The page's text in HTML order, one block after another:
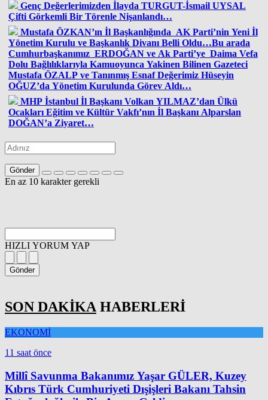
Genç Değerlerimizden İlayda TURGUT-İsmail UYSAL
Çifti Görkemli Bir Törenle Nişanlandı…
Mustafa ÖZKAN’ın İl Başkanlığında AK Parti’nin Yeni İl
Yönetim Kurulu ve Başkanlık Divanı Belli Oldu…Bu arada
Cumhurbaşkanımız ERDOĞAN ve Ak Parti’ye Daima Vefa
Dolu Bağlılıklarıyla Kamuoyunca Yakinen Bilinen Gazeteci
Mustafa ÖZALP ve Tanınmış Esnaf Değerimiz Hüseyin
OĞUZ’da Yönetim Kurulunda Görev Aldı…
MHP İstanbul İl Başkanı Volkan YILMAZ’dan Ülkü
Ocakları Eğitim ve Kültür Vakfı’nın İl Başkanı Alparslan
DOĞAN’a Ziyaret…
Gönder
En az 10 karakter gerekli
HIZLI YORUM YAP
Gönder
SON DAKİKAHABERLERİ
EKONOMİ
11 saat önce
Millî Savunma Bakanımız Yaşar GÜLER, Kuzey
Kıbrıs Türk Cumhuriyeti Dışişleri Bakanı Tahsin